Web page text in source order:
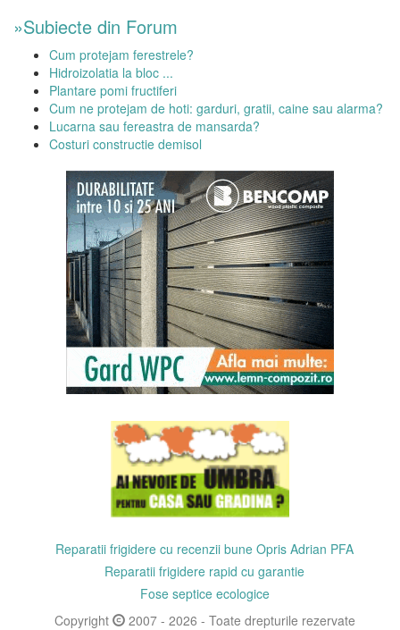
»Subiecte din Forum
Cum protejam ferestrele?
Hidroizolatia la bloc ...
Plantare pomi fructiferi
Cum ne protejam de hoti: garduri, gratii, caine sau alarma?
Lucarna sau fereastra de mansarda?
Costuri constructie demisol
Reparatii frigidere cu recenzii bune Opris Adrian PFA
Reparatii frigidere rapid cu garantie
Fose septice ecologice
Copyright
2007 - 2026 - Toate drepturile rezervate